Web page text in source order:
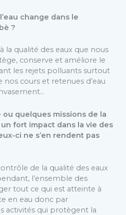
change dans le
?
la qualité des eaux que nous
conserve et améliore le
les rejets polluants surtout
cours et retenues d’eau
quelques missions de la
fort impact dans la vie des
ci ne s’en rendent pas
de la qualité des eaux
l’ensemble des
tout ce qui est atteinte à
en eau donc par
activités qui protègent la